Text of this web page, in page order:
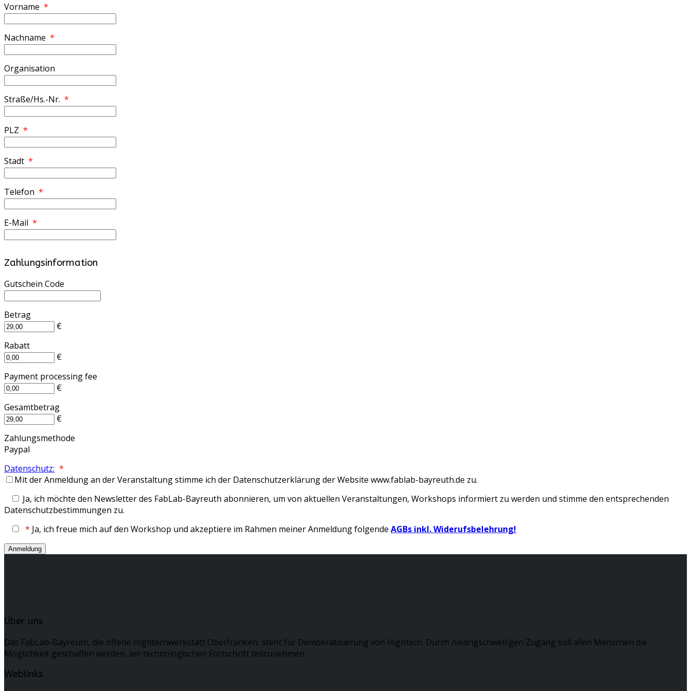
Vorname *
Nachname *
Organisation
Straße/Hs.-Nr. *
PLZ *
Stadt *
Telefon *
E-Mail *
Zahlungsinformation
Gutschein Code
Betrag
€
Rabatt
€
Payment processing fee
€
Gesamtbetrag
€
Zahlungsmethode
Paypal
Datenschutz: *
Mit der Anmeldung an der Veranstaltung stimme ich der Datenschutzerklärung der Website www.fablab-bayreuth.de zu.
Ja, ich möchte den Newsletter des FabLab-Bayreuth abonnieren, um von aktuellen Veranstaltungen, Workshops informiert zu werden und stimme den entsprechenden
Datenschutzbestimmungen zu.
* Ja, ich freue mich auf den Workshop und akzeptiere im Rahmen meiner Anmeldung folgende AGBs inkl. Widerufsbelehrung!
Über uns
Das FabLab-Bayreuth, die offene Hightechwerkstatt Oberfranken, steht für Demokratisierung von Hightech. Durch niedrigschwelligen Zugang soll allen Menschen die
Möglichkeit geschaffen werden, am technologischen Fortschritt teilzunehmen.
Weblinks